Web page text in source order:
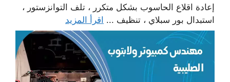
إعادة اقلاع الحاسوب بشكل متكرر ، تلف التوانزستور ،
استبدال بور سبلاي ، تنظيف ... اقرأ المزيد